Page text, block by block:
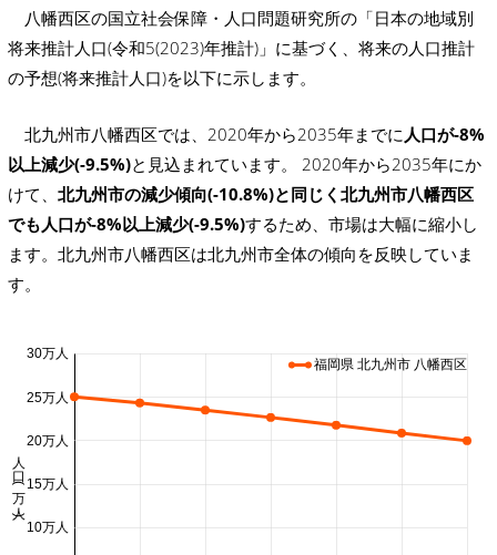
八幡西区の国立社会保障・人口問題研究所の「日本の地域別
将来推計人口(令和5(2023)年推計)」に基づく、将来の人口推計
の予想(将来推計人口)を以下に示します。
北九州市八幡西区では、2020年から2035年までに 人口が-8%
以上減少(-9.5%)と見込まれています。 2020年から2035年にか
けて、 北九州市の減少傾向(-10.8%)と同じく北九州市八幡西区
でも人口が-8%以上減少(-9.5%)するため、市場は大幅に縮小し
ます。北九州市八幡西区は北九州市全体の傾向を反映していま
す。
10万人
15万人
20万人
25万人
30万人
人口 (万人)
福岡県 北九州市 八幡西区